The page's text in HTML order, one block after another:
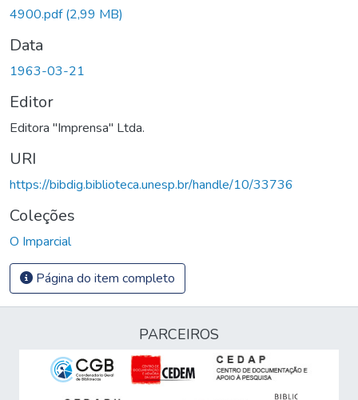
4900.pdf(2,99 MB)
Data
1963-03-21
Editor
Editora "Imprensa" Ltda.
URI
https://bibdig.biblioteca.unesp.br/handle/10/33736
Coleções
O Imparcial
Página do item completo
PARCEIROS